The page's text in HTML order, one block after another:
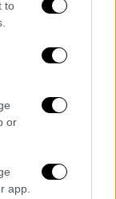
to
or
app.
δύο
ένα
της
«Κάποτε
ήταν